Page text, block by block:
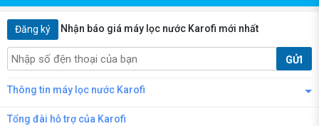
Đăng ký Nhận báo giá máy lọc nước Karofi mới nhất
GỬI
Thông tin máy lọc nước Karofi
Tổng đài hỗ trợ của Karofi